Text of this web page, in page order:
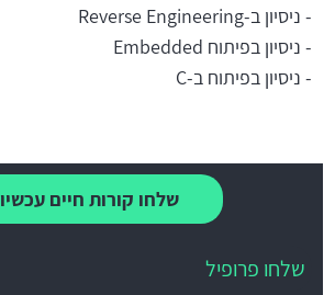
- ניסיון ב-Reverse Engineering
- ניסיון בפיתוח Embedded
- ניסיון בפיתוח ב-C
שלחו קורות חיים עכשיו
שלחו פרופיל